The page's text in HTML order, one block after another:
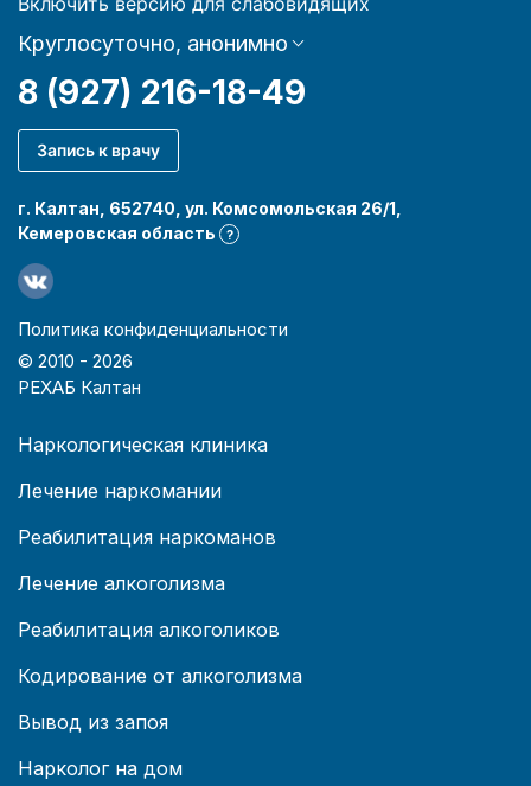
Круглосуточно, анонимно
8 (927) 216-18-49
Запись к врачу
г. Калтан, 652740, ул. Комсомольская 26/1,
Кемеровская область
?
Политика конфиденциальности
© 2010 - 2026
РЕХАБ Калтан
Наркологическая клиника
Лечение наркомании
Реабилитация наркоманов
Лечение алкоголизма
Реабилитация алкоголиков
Кодирование от алкоголизма
Вывод из запоя
Нарколог на дом